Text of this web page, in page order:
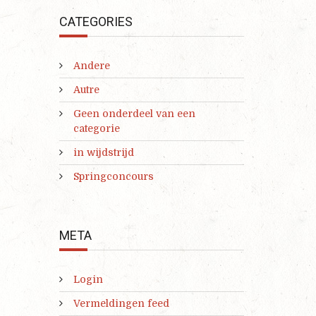
CATEGORIES
Andere
Autre
Geen onderdeel van een
categorie
in wijdstrijd
Springconcours
META
Login
Vermeldingen feed